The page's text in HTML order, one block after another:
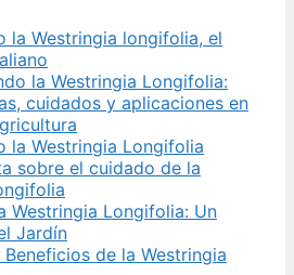
la Westringia longifolia, el
la Westringia Longifolia:
cuidados y aplicaciones en
la Westringia Longifolia
sobre el cuidado de la
Westringia Longifolia: Un
Jardín
de la Westringia